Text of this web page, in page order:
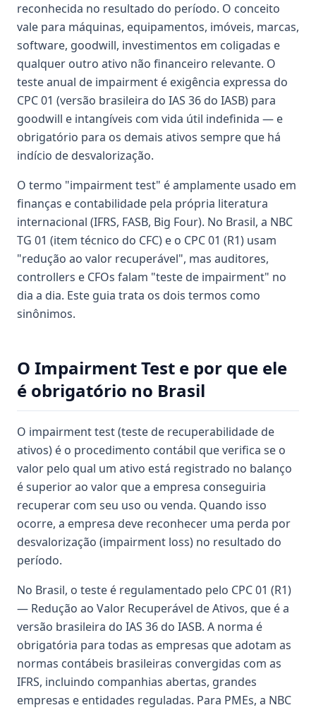
reconhecida no resultado do período. O conceito
vale para máquinas, equipamentos, imóveis, marcas,
software, goodwill, investimentos em coligadas e
qualquer outro ativo não financeiro relevante. O
teste anual de impairment é exigência expressa do
CPC 01 (versão brasileira do IAS 36 do IASB) para
goodwill e intangíveis com vida útil indefinida — e
obrigatório para os demais ativos sempre que há
indício de desvalorização.
O termo "impairment test" é amplamente usado em
finanças e contabilidade pela própria literatura
internacional (IFRS, FASB, Big Four). No Brasil, a NBC
TG 01 (item técnico do CFC) e o CPC 01 (R1) usam
"redução ao valor recuperável", mas auditores,
controllers e CFOs falam "teste de impairment" no
dia a dia. Este guia trata os dois termos como
sinônimos.
O Impairment Test e por que ele
é obrigatório no Brasil
O impairment test (teste de recuperabilidade de
ativos) é o procedimento contábil que verifica se o
valor pelo qual um ativo está registrado no balanço
é superior ao valor que a empresa conseguiria
recuperar com seu uso ou venda. Quando isso
ocorre, a empresa deve reconhecer uma perda por
desvalorização (impairment loss) no resultado do
período.
No Brasil, o teste é regulamentado pelo CPC 01 (R1)
— Redução ao Valor Recuperável de Ativos, que é a
versão brasileira do IAS 36 do IASB. A norma é
obrigatória para todas as empresas que adotam as
normas contábeis brasileiras convergidas com as
IFRS, incluindo companhias abertas, grandes
empresas e entidades reguladas. Para PMEs, a NBC